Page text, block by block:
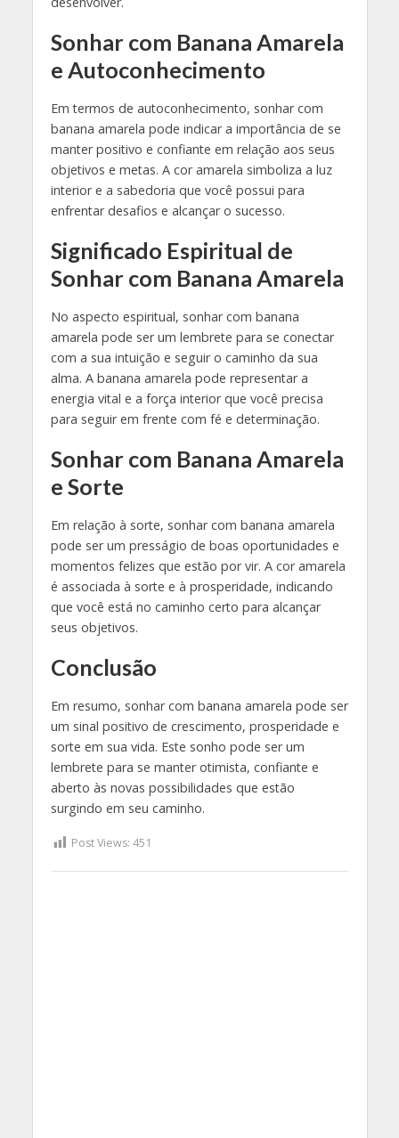
Sonhar com Banana Amarela
e Autoconhecimento
Em termos de autoconhecimento, sonhar com
banana amarela pode indicar a importância de se
manter positivo e confiante em relação aos seus
objetivos e metas. A cor amarela simboliza a luz
interior e a sabedoria que você possui para
enfrentar desafios e alcançar o sucesso.
Significado Espiritual de
Sonhar com Banana Amarela
No aspecto espiritual, sonhar com banana
amarela pode ser um lembrete para se conectar
com a sua intuição e seguir o caminho da sua
alma. A banana amarela pode representar a
energia vital e a força interior que você precisa
para seguir em frente com fé e determinação.
Sonhar com Banana Amarela
e Sorte
Em relação à sorte, sonhar com banana amarela
pode ser um presságio de boas oportunidades e
momentos felizes que estão por vir. A cor amarela
é associada à sorte e à prosperidade, indicando
que você está no caminho certo para alcançar
seus objetivos.
Conclusão
Em resumo, sonhar com banana amarela pode ser
um sinal positivo de crescimento, prosperidade e
sorte em sua vida. Este sonho pode ser um
lembrete para se manter otimista, confiante e
aberto às novas possibilidades que estão
surgindo em seu caminho.
Post Views: 451